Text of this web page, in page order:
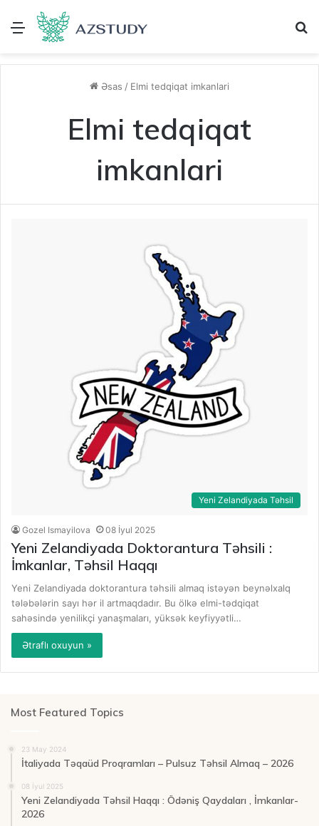
Menu
Əsas / Elmi tedqiqat imkanlari
Elmi tedqiqat
imkanlari
Yeni Zelandiyada Təhsil
Gozel Ismayilova 08 İyul 2025
Yeni Zelandiyada Doktorantura Təhsili :
İmkanlar, Təhsil Haqqı
Yeni Zelandiyada doktorantura təhsili almaq istəyən beynəlxalq
tələbələrin sayı hər il artmaqdadır. Bu ölkə elmi-tədqiqat
sahəsində yenilikçi yanaşmaları, yüksək keyfiyyətli…
Ətraflı oxuyun »
Most Featured Topics
23 May 2024
İtaliyada Təqaüd Proqramları – Pulsuz Təhsil Almaq – 2026
08 İyul 2025
Yeni Zelandiyada Təhsil Haqqı : Ödəniş Qaydaları , İmkanlar-
2026